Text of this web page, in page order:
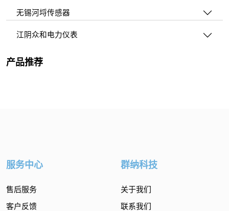
无锡河埒传感器
江阴众和电力仪表
产品推荐
服务中心
售后服务
客户反馈
群纳科技
关于我们
联系我们